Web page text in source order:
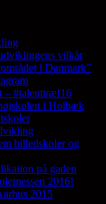
vilkår
i Danmark”
– #talenttræf16
i Holbæk
billedskoler og
på gaden
2016!
2015